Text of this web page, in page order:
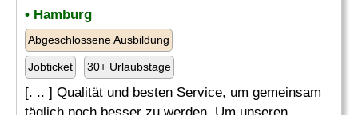
• Hamburg
Abgeschlossene Ausbildung
Jobticket 30+ Urlaubstage
[. .. ] Qualität und besten Service, um gemeinsam